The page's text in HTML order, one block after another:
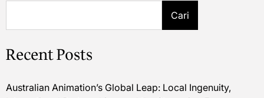
Cari
Recent Posts
Australian Animation’s Global Leap: Local Ingenuity,